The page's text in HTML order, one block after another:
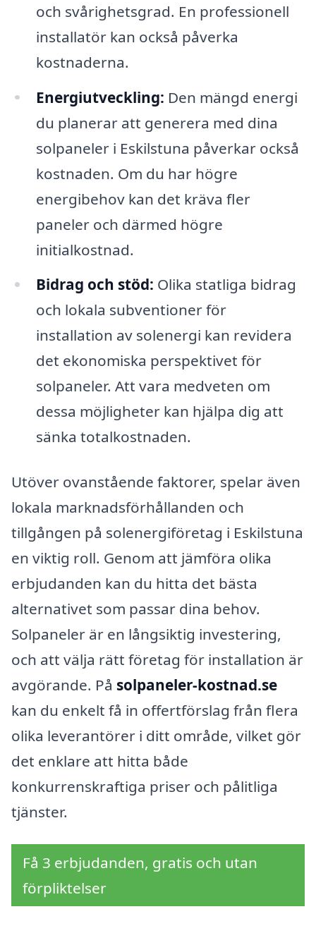
och svårighetsgrad. En professionell
installatör kan också påverka
kostnaderna.
Energiutveckling: Den mängd energi
du planerar att generera med dina
solpaneler i Eskilstuna påverkar också
kostnaden. Om du har högre
energibehov kan det kräva fler
paneler och därmed högre
initialkostnad.
Bidrag och stöd: Olika statliga bidrag
och lokala subventioner för
installation av solenergi kan revidera
det ekonomiska perspektivet för
solpaneler. Att vara medveten om
dessa möjligheter kan hjälpa dig att
sänka totalkostnaden.
Utöver ovanstående faktorer, spelar även
lokala marknadsförhållanden och
tillgången på solenergiföretag i Eskilstuna
en viktig roll. Genom att jämföra olika
erbjudanden kan du hitta det bästa
alternativet som passar dina behov.
Solpaneler är en långsiktig investering,
och att välja rätt företag för installation är
avgörande. På solpaneler-kostnad.se
kan du enkelt få in offertförslag från flera
olika leverantörer i ditt område, vilket gör
det enklare att hitta både
konkurrenskraftiga priser och pålitliga
tjänster.
Få 3 erbjudanden, gratis och utan
förpliktelser